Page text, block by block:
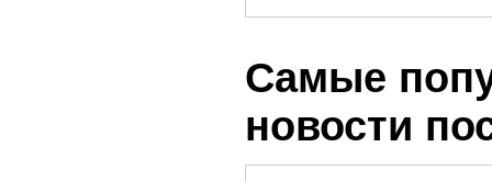
Самые
новости